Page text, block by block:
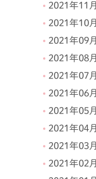
2021年11月
2021年10月
2021年09月
2021年08月
2021年07月
2021年06月
2021年05月
2021年04月
2021年03月
2021年02月